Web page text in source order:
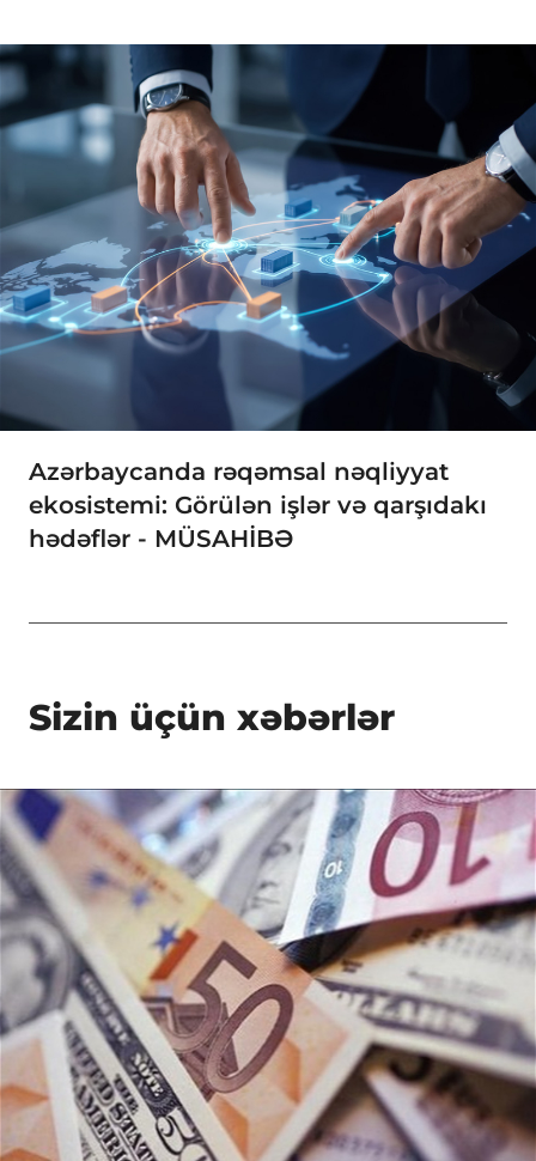
Azərbaycanda rəqəmsal nəqliyyat
ekosistemi: Görülən işlər və qarşıdakı
hədəflər - MÜSAHİBƏ
Sizin üçün xəbərlər